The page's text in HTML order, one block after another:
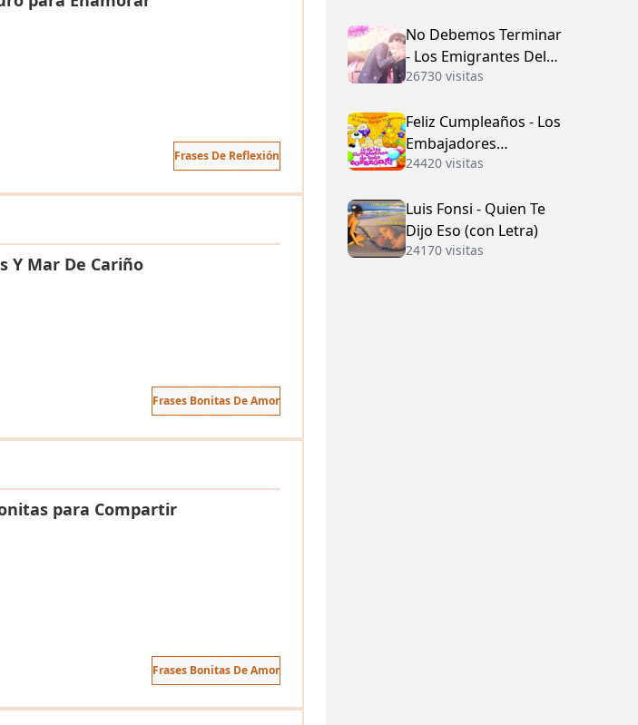
Frases De Reflexión
Y Mar De Cariño
Frases Bonitas De Amor
para Compartir
Frases Bonitas De Amor
No Debemos Terminar
- Los Emigrantes Del
Vallenato
26730 visitas
Feliz Cumpleaños - Los
Embajadores
Vallenatos (con Letra)
24420 visitas
Luis Fonsi - Quien Te
Dijo Eso (con Letra)
24170 visitas